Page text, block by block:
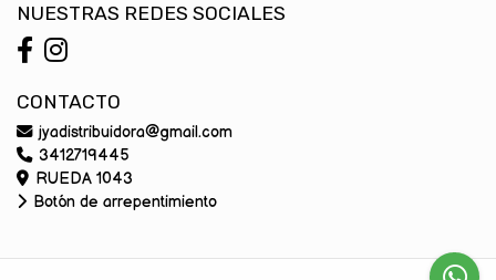
NUESTRAS REDES SOCIALES
CONTACTO
jyadistribuidora@gmail.com
3412719445
RUEDA 1043
Botón de arrepentimiento